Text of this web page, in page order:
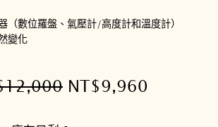
（數位羅盤、氣壓計/高度計和溫度計）
變化
12,000 原
NT$9,960